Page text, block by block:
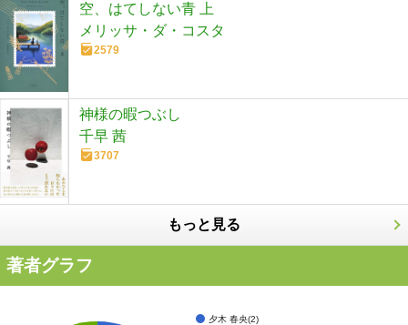
空、はてしない青 上
メリッサ・ダ・コスタ
2579
神様の暇つぶし
千早 茜
3707
もっと見る
著者グラフ
夕木 春央(2)